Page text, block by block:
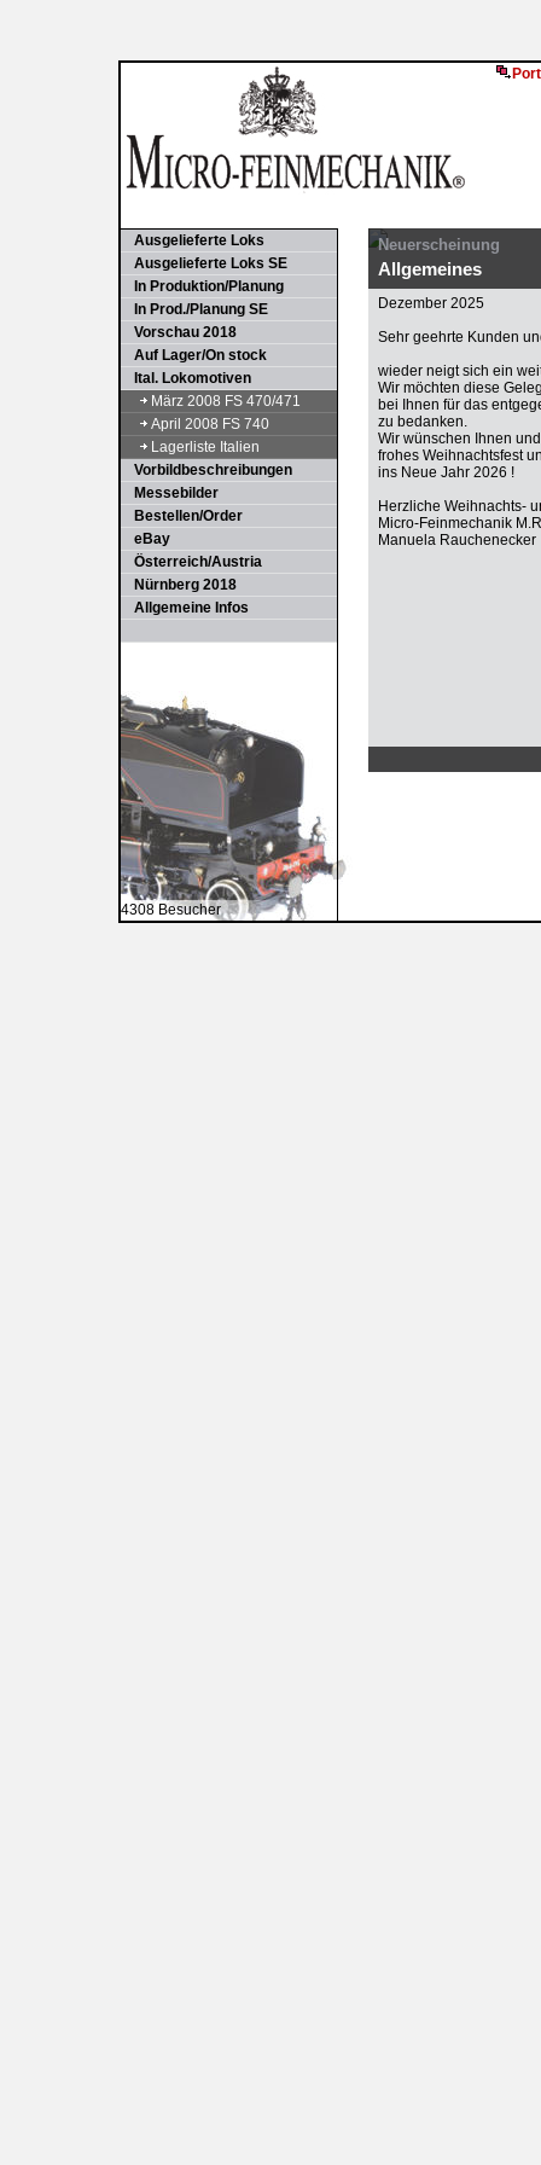
Ausgelieferte Loks
Ausgelieferte Loks SE
In Produktion/Planung
In Prod./Planung SE
Vorschau 2018
Auf Lager/On stock
Ital. Lokomotiven
März 2008 FS 470/471
April 2008 FS 740
Lagerliste Italien
Vorbildbeschreibungen
Messebilder
Bestellen/Order
eBay
Österreich/Austria
Nürnberg 2018
Allgemeine Infos
Neuerscheinung
Allgemeines
Dezember 2025
Sehr geehrte Kunden
wieder neigt sich ein
Wir möchten diese
bei Ihnen für das
zu bedanken.
Wir wünschen Ihnen
frohes Weihnachtsfest
ins Neue Jahr 2026 !
Herzliche Weihnachts-
Micro-Feinmechanik
Manuela Rauchenecker
4308 Besucher